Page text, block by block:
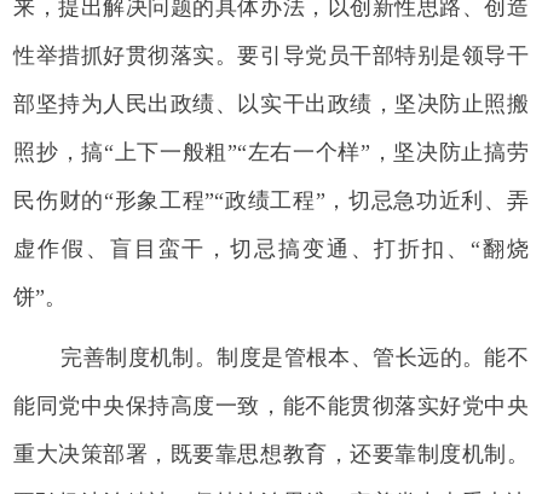
来，提出解决问题的具体办法，以创新性思路、创造
性举措抓好贯彻落实。要引导党员干部特别是领导干
部坚持为人民出政绩、以实干出政绩，坚决防止照搬
照抄，搞“上下一般粗”“左右一个样”，坚决防止搞劳
民伤财的“形象工程”“政绩工程”，切忌急功近利、弄
虚作假、盲目蛮干，切忌搞变通、打折扣、“翻烧
饼”。
完善制度机制。制度是管根本、管长远的。能不
能同党中央保持高度一致，能不能贯彻落实好党中央
重大决策部署，既要靠思想教育，还要靠制度机制。